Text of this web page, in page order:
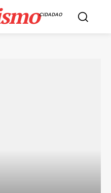
CIDADAO